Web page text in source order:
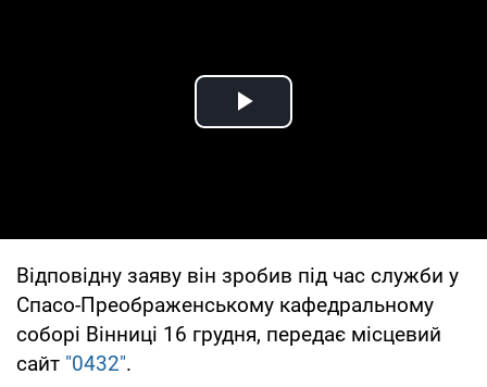
Play Video
Відповідну заяву він зробив під час служби у
Спасо-Преображенському кафедральному
соборі Вінниці 16 грудня, передає місцевий
сайт "0432".